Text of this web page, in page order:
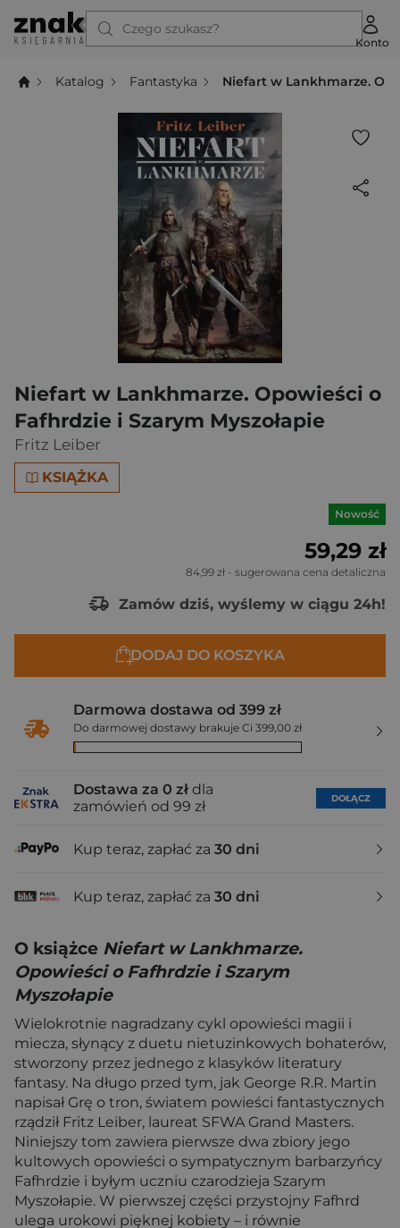
Czego szukasz?
Konto
Katalog Fantastyka Niefart w Lankhmarze.
Niefart w Lankhmarze. Opowieści o
Fafhrdzie i Szarym Myszołapie
Fritz Leiber
KSIĄŻKA
Nowość
59,29 zł
84,99 zł - sugerowana cena detaliczna
Zamów dziś, wyślemy w ciągu 24h!
DODAJ DO KOSZYKA
Darmowa dostawa od 399 zł
Do darmowej dostawy brakuje Ci 399,00 zł
Dostawa za 0 zł dla
zamówień od 99 zł
DOŁĄCZ
Kup teraz, zapłać za 30 dni
Kup teraz, zapłać za 30 dni
O książce Niefart w Lankhmarze.
Opowieści o Fafhrdzie i Szarym
Myszołapie
Wielokrotnie nagradzany cykl opowieści magii i
miecza, słynący z duetu nietuzinkowych bohaterów,
stworzony przez jednego z klasyków literatury
fantasy. Na długo przed tym, jak George R.R. Martin
napisał Grę o tron, światem powieści fantastycznych
rządził Fritz Leiber, laureat SFWA Grand Masters.
Niniejszy tom zawiera pierwsze dwa zbiory jego
kultowych opowieści o sympatycznym barbarzyńcy
Fafhrdzie i byłym uczniu czarodzieja Szarym
Myszołapie. W pierwszej części przystojny Fafhrd
ulega urokowi pięknej kobiety – i równie